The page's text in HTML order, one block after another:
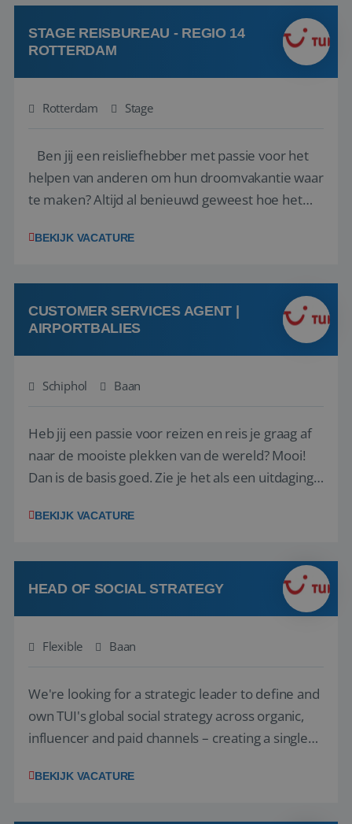
klanten te overtuigen om die droomreis te
boeken! ...
STAGE REISBUREAU - REGIO 14
ROTTERDAM
Rotterdam Stage
Ben jij een reisliefhebber met passie voor het
helpen van anderen om hun droomvakantie waar
te maken? Altijd al benieuwd geweest hoe het
grootste reisorganisaties? Dan is een stage bij TUI
naar een enthousiaste, leergie...
BEKIJK VACATURE
CUSTOMER SERVICES AGENT |
AIRPORTBALIES
Schiphol Baan
Heb jij een passie voor reizen en reis je graag af
naar de mooiste plekken van de wereld? Mooi!
Dan is de basis goed. Zie je het als een uitdaging
het samenstellen en boeken van de perfecte
deze onderdelen zijn nu samen gevoegd...
BEKIJK VACATURE
HEAD OF SOCIAL STRATEGY
Flexible Baan
We're looking for a strategic leader to define and
own TUI's global social strategy across organic,
influencer and paid channels – creating a single
locally. The role will be published until 18 August
BEKIJK VACATURE